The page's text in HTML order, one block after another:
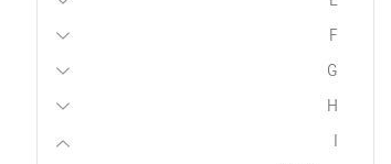
F
G
H
I